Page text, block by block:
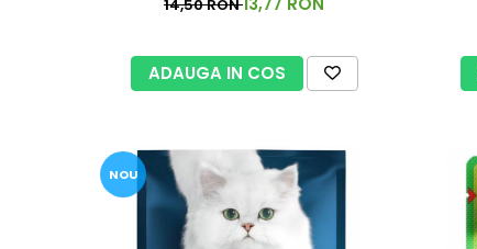
14,50 RON
ADAUGA IN COS
NOU